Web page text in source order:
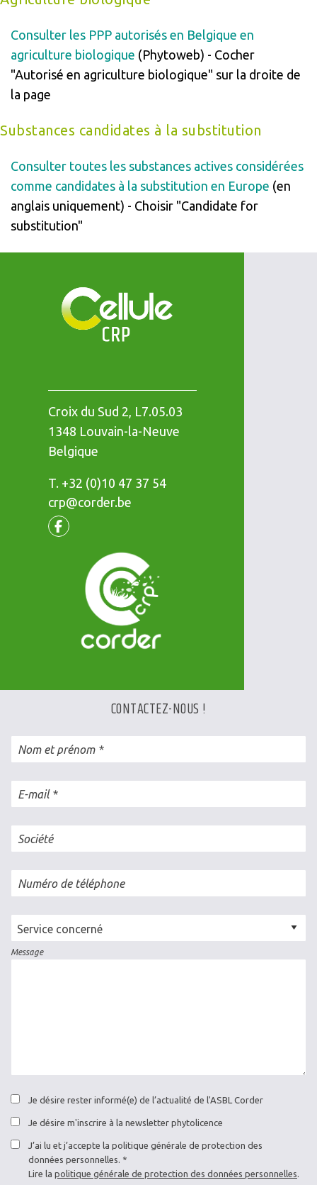
Consulter les PPP autorisés en Belgique en
agriculture biologique (Phytoweb) - Cocher
"Autorisé en agriculture biologique" sur la droite de
la page
Substances candidates à la substitution
Consulter toutes les substances actives considérées
comme candidates à la substitution en Europe (en
anglais uniquement) - Choisir "Candidate for
substitution"
Croix du Sud 2, L7.05.03
1348 Louvain-la-Neuve
Belgique
T.Téléphone
+32 (0)10 47 37 54
crp@corder.be
Facebook
CONTACTEZ-NOUS !
Nom et prénom
E-mail
Société
Numéro de téléphone
Cellule
concernée
Message
Je désire rester informé(e) de l’actualité de l'ASBL Corder
Je désire m'inscrire à la newsletter phytolicence
J’ai lu et j’accepte la politique générale de protection des
données personnelles.
Lire la politique générale de protection des données personnelles.